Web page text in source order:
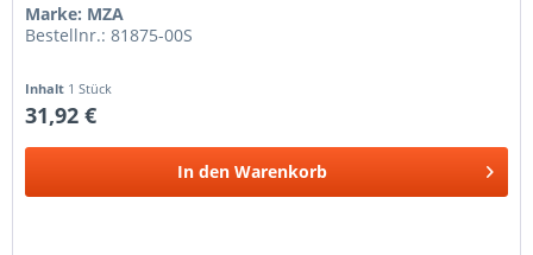
Marke: MZA
Bestellnr.: 81875-00S
Inhalt 1 Stück
31,92 €
In den Warenkorb